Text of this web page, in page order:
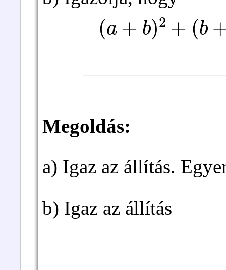
( b )2+ b +c 2
Megoldás:
a) Igaz az állítás.
b) Igaz az állítás